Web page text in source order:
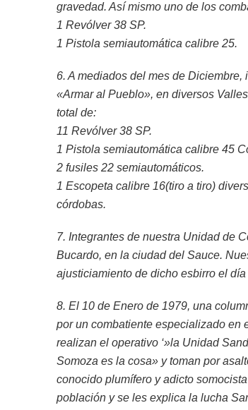
gravedad. Así mismo uno de los
1 Revólver 38 SP.
1 Pistola semiautomática calibre 25.
6. A mediados del mes de
«Armar al Pueblo», en diversos
total de:
11 Revólver 38 SP.
1 Pistola semiautomática calibre 45
2 fusiles 22 semiautomáticos.
1 Escopeta calibre 16(tiro a tiro)
córdobas.
7. Integrantes de nuestra Unidad de
Bucardo, en la ciudad del Sauce.
ajusticiamiento de dicho esbirro el
8. El 10 de Enero de 1979, una
por un combatiente especializado en
realizan el operativo ‘»la Unidad
Somoza es la cosa» y toman por
conocido plumífero y adicto
población y se les explica la lucha